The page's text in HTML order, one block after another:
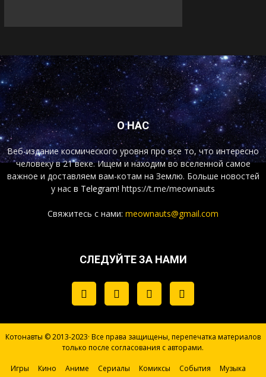
О НАС
Веб-издание космического уровня про все то, что интересно
человеку в 21 веке. Ищем и находим во вселенной самое
важное и доставляем вам-котам на Землю. Больше новостей
у нас в Telegram! https://t.me/meownauts
Свяжитесь с нами: meownauts@gmail.com
СЛЕДУЙТЕ ЗА НАМИ
Котонавты © 2013-2023· Все права защищены, перепечатка материалов
только после согласования с авторами.
Игры Кино Аниме Сериалы Комиксы События
Музыка